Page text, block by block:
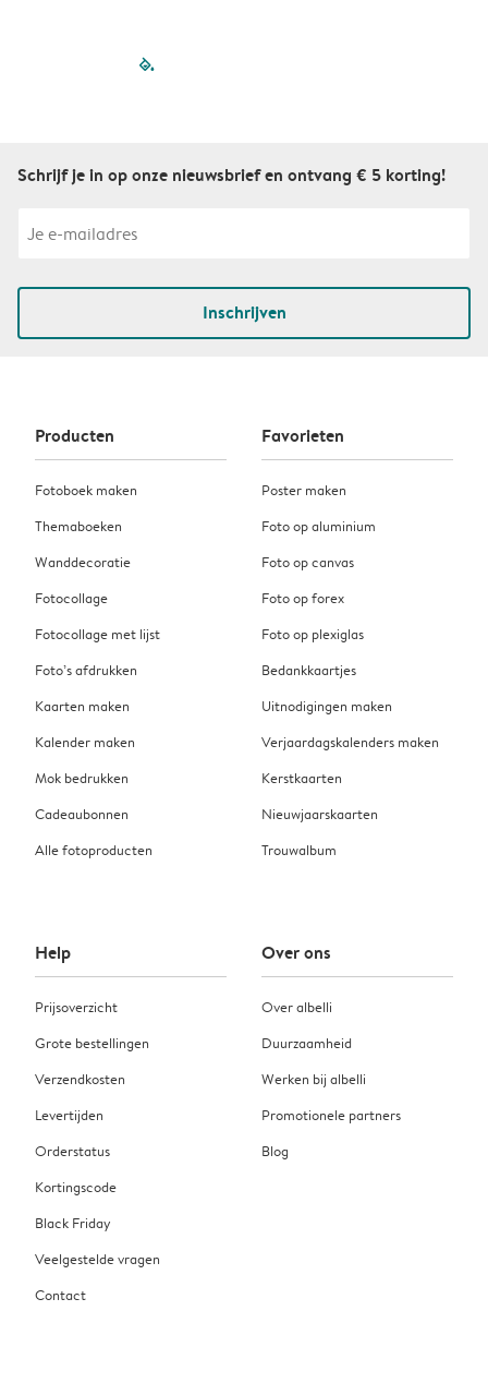
filled-pagination
Schrijf je in op onze nieuwsbrief en ontvang € 5 korting!
Inschrijven
Producten
Fotoboek maken
Themaboeken
Wanddecoratie
Fotocollage
Fotocollage met lijst
Foto’s afdrukken
Kaarten maken
Kalender maken
Mok bedrukken
Cadeaubonnen
Alle fotoproducten
Favorieten
Poster maken
Foto op aluminium
Foto op canvas
Foto op forex
Foto op plexiglas
Bedankkaartjes
Uitnodigingen maken
Verjaardagskalenders maken
Kerstkaarten
Nieuwjaarskaarten
Trouwalbum
Help
Prijsoverzicht
Grote bestellingen
Verzendkosten
Levertijden
Orderstatus
Kortingscode
Black Friday
Veelgestelde vragen
Contact
Over ons
Over albelli
Duurzaamheid
Werken bij albelli
Promotionele partners
Blog